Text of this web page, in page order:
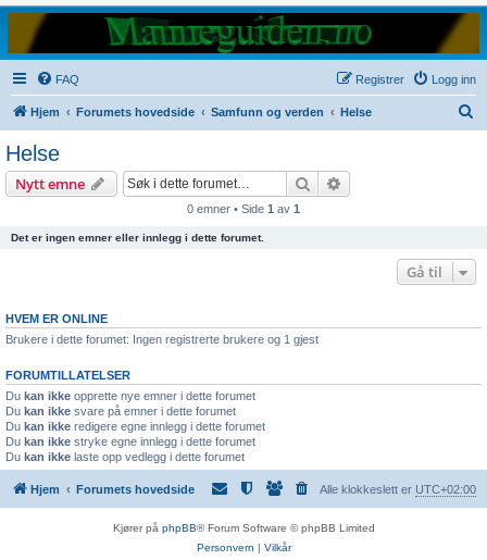
FAQ Logg inn
Registrer
Hjem Forumets hovedside Samfunn og verden Helse
Helse
Nytt emne Søk
0 emner • Side 1 av 1
Det er ingen emner eller innlegg i dette forumet.
Gå til
HVEM ER ONLINE
Brukere i dette forumet: Ingen registrerte brukere og 1 gjest
FORUMTILLATELSER
Du kan ikke opprette nye emner i dette forumet
Du kan ikke svare på emner i dette forumet
Du kan ikke redigere egne innlegg i dette forumet
Du kan ikke stryke egne innlegg i dette forumet
Du kan ikke laste opp vedlegg i dette forumet
Hjem Forumets hovedside Alle klokkeslett er UTC+02:00
Kjører på phpBB® Forum Software © phpBB Limited
Personvern | Vilkår